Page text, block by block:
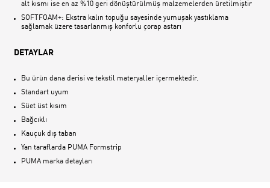
alt kısmı ise en az %10 geri dönüştürülmüş malzemelerden üretilmiştir
SOFTFOAM+: Ekstra kalın topuğu sayesinde yumuşak yastıklama
sağlamak üzere tasarlanmış konforlu çorap astarı
DETAYLAR
Bu ürün dana derisi ve tekstil materyaller içermektedir.
Standart uyum
Süet üst kısım
Bağcıklı
Kauçuk dış taban
Yan taraflarda PUMA Formstrip
PUMA marka detayları